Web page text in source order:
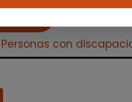
Personas con